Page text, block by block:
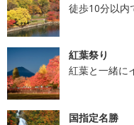
徒歩10分以内
紅葉祭り
紅葉と一緒に
国指定名勝